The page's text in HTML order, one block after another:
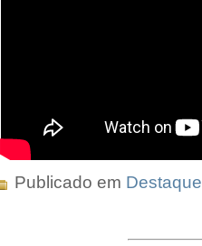
Publicado em